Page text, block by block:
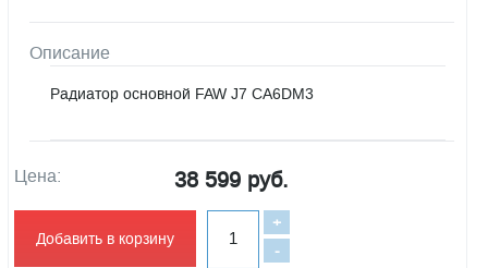
Описание
Радиатор основной FAW J7 CA6DM3
Цена: 38 599 руб.
Добавить в корзину
-
+